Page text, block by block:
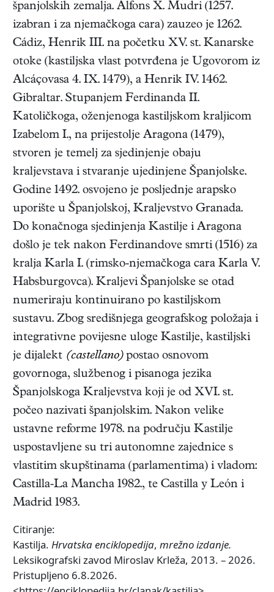
španjolskih zemalja. Alfons X. Mudri (1257.
izabran i za njemačkoga cara) zauzeo je 1262.
Cádiz, Henrik III. na početku XV. st. Kanarske
otoke (kastiljska vlast potvrđena je Ugovorom iz
Alcáçovasa 4. IX. 1479), a Henrik IV. 1462.
Gibraltar. Stupanjem Ferdinanda II.
Katoličkoga, oženjenoga kastiljskom kraljicom
Izabelom I., na prijestolje Aragona (1479),
stvoren je temelj za sjedinjenje obaju
kraljevstava i stvaranje ujedinjene Španjolske.
Godine 1492. osvojeno je posljednje arapsko
uporište u Španjolskoj, Kraljevstvo Granada.
Do konačnoga sjedinjenja Kastilje i Aragona
došlo je tek nakon Ferdinandove smrti (1516) za
kralja Karla I. (rimsko-njemačkoga cara Karla V.
Habsburgovca). Kraljevi Španjolske se otad
numeriraju kontinuirano po kastiljskom
sustavu. Zbog središnjega geografskog položaja i
integrativne povijesne uloge Kastilje, kastiljski
je dijalekt (castellano)postao osnovom
govornoga, službenog i pisanoga jezika
Španjolskoga Kraljevstva koji je od XVI. st.
počeo nazivati španjolskim. Nakon velike
ustavne reforme 1978. na području Kastilje
uspostavljene su tri autonomne zajednice s
vlastitim skupštinama (parlamentima) i vladom:
Castilla-La Mancha 1982., te Castilla y León i
Madrid 1983.
Citiranje:
Kastilja. Hrvatska enciklopedija, mrežno izdanje.
Leksikografski zavod Miroslav Krleža, 2013. – 2026.
Pristupljeno 6.8.2026.